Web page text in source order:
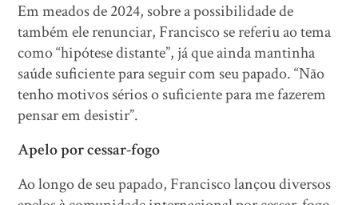
Em meados de 2024, sobre a possibilidade de
também ele renunciar, Francisco se referiu ao tema
como “hipótese distante”, já que ainda mantinha
saúde suficiente para seguir com seu papado. “Não
tenho motivos sérios o suficiente para me fazerem
pensar em desistir”.
Apelo por cessar-fogo
Ao longo de seu papado, Francisco lançou diversos